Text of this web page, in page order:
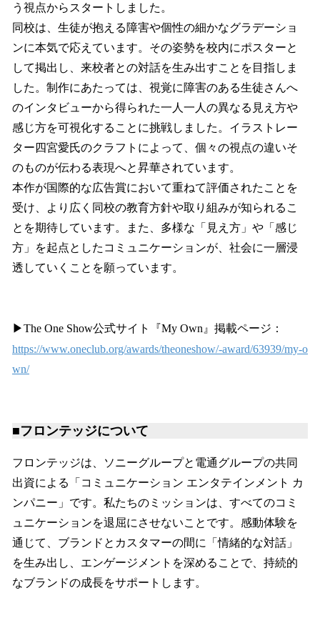
う視点からスタートしました。
同校は、生徒が抱える障害や個性の細かなグラデーショ
ンに本気で応えています。その姿勢を校内にポスターと
して掲出し、来校者との対話を生み出すことを目指しま
した。制作にあたっては、視覚に障害のある生徒さんへ
のインタビューから得られた一人一人の異なる見え方や
感じ方を可視化することに挑戦しました。イラストレー
ター四宮愛氏のクラフトによって、個々の視点の違いそ
のものが伝わる表現へと昇華されています。
本作が国際的な広告賞において重ねて評価されたことを
受け、より広く同校の教育方針や取り組みが知られるこ
とを期待しています。また、多様な「見え方」や「感じ
方」を起点としたコミュニケーションが、社会に一層浸
透していくことを願っています。
▶The One Show公式サイト『My Own』掲載ページ：
https://www.oneclub.org/awards/theoneshow/-award/63939/my-o
wn/
■フロンテッジについて
フロンテッジは、ソニーグループと電通グループの共同
出資による「コミュニケーション エンタテインメント カ
ンパニー」です。私たちのミッションは、すべてのコミ
ュニケーションを退屈にさせないことです。感動体験を
通じて、ブランドとカスタマーの間に「情緒的な対話」
を生み出し、エンゲージメントを深めることで、持続的
なブランドの成長をサポートします。